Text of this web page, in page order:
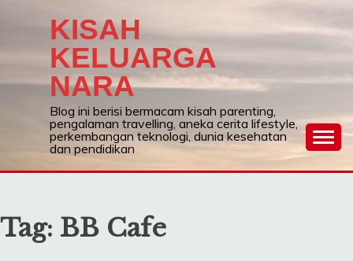
KISAH
KELUARGA
NARA
Blog ini berisi bermacam kisah parenting,
pengalaman travelling, aneka cerita lifestyle,
perkembangan teknologi, dunia kesehatan
dan pendidikan
Tag: BB Cafe